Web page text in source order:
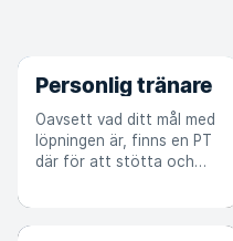
Personlig tränare
Oavsett vad ditt mål med
löpningen är, finns en PT
där för att stötta och